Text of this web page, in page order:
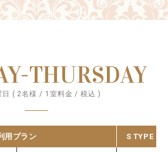
THURSDAY
日 ( 2名様 / 1室料金 / 税込 )
用プラン S TYPE